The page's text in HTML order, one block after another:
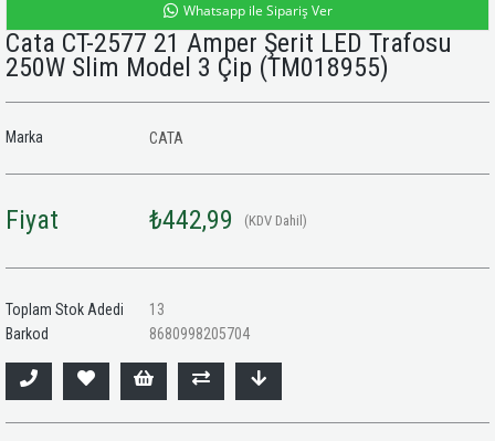
Whatsapp ile Sipariş Ver
Cata CT-2577 21 Amper Şerit LED Trafosu
250W Slim Model 3 Çip (TM018955)
Marka CATA
Fiyat ₺442,99 (KDV Dahil)
Toplam Stok Adedi
13
Barkod
8680998205704